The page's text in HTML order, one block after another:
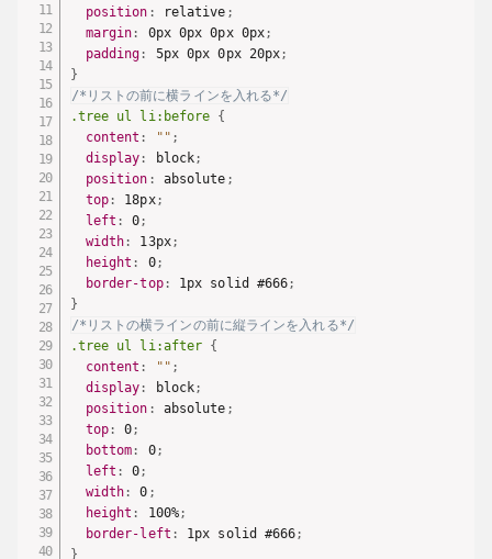
position : relative ;
margin : 0px 0px 0px 0px ;
padding : 5px 0px 0px 20px ;
}
/*リストの前に横ラインを入れる*/
.tree ul li:before {
content : "" ;
display : block ;
position : absolute ;
top : 18px;
left : 0 ;
width : 13px;
height : 0;
border-top: 1px solid #666 ;
}
/*リストの横ラインの前に縦ラインを入れる*/
.tree ul li:after {
content : "" ;
display : block ;
position : absolute ;
top : 0 ;
bottom : 0;
left : 0 ;
width : 0 ;
height : 100%;
border-left : 1px solid #666 ;
}